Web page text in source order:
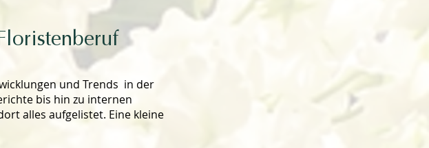
und Trends in der
bis hin zu internen
alles aufgelistet. Eine kleine